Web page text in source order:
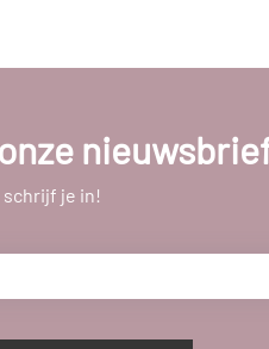
schrijf je in!